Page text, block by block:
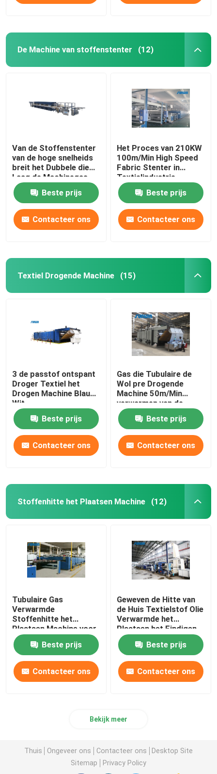
De Machine van stoffenstenter (12)
Van de Stoffenstenter
van de hoge snelheids
breit het Dubbele die
Laag de Machinegas
wordt verwarmd voor
Stof
Beste prijs
Contacteer ons
Het Proces van 210KW
100m/Min High Speed
Fabric Stenter in
Textielindustrie
2800mm
Beste prijs
Contacteer ons
Textiel Drogende Machine (15)
3 de passtof ontspant
Droger Textiel het
Drogen Machine Blauw
Wit
Beste prijs
Contacteer ons
Gas die Tubulaire de
Wol pre Drogende
Machine 50m/Min
verwarmen van de
Stoffen Drogere
MachineBeste prijs
Contacteer ons
Stoffenhitte het Plaatsen Machine (12)
Tubulaire Gas
Verwarmde
Stoffenhitte het
Plaatsen Machine voor
Handdoekstoffen
2200mmBeste prijs
Contacteer ons
Geweven de Hitte van
de Huis Textielstof Olie
Verwarmde het
Plaatsen het Eindigen
Stenter Machine
Beste prijs
Contacteer ons
Bekijk meer
Thuis Ongeveer ons Contacteer ons
Desktop Site
Sitemap
Privacy Policy